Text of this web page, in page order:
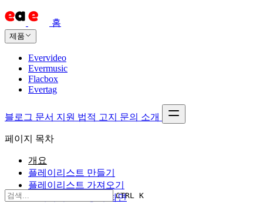
홈
제품
Evervideo
Evermusic
Flacbox
Evertag
블로그 문서 지원 법적 고지 문의 소개
CTRL K
페이지 목차
개요
플레이리스트 만들기
플레이리스트 가져오기
플레이리스트 상세 화면